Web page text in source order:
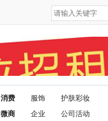
消费
微商
服饰
企业
护肤彩妆
公司活动